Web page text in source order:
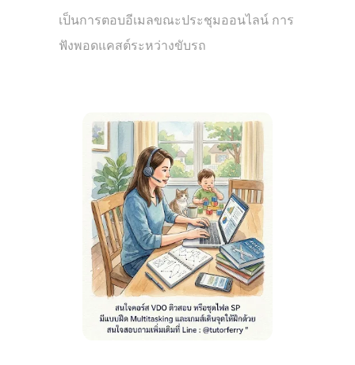
เป็นการตอบอีเมลขณะประชุมออนไลน์ การ
ฟังพอดแคสต์ระหว่างขับรถ